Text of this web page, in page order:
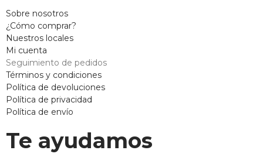
Sobre nosotros
¿Cómo comprar?
Nuestros locales
Mi cuenta
Seguimiento de pedidos
Términos y condiciones
Política de devoluciones
Política de privacidad
Política de envío
Te ayudamos